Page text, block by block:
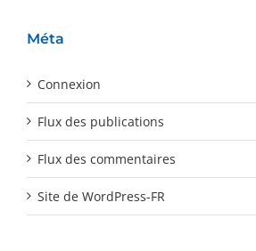
Méta
Connexion
Flux des publications
Flux des commentaires
Site de WordPress-FR